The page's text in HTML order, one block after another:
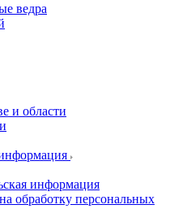
ведра
и области
информация
обработку персональных